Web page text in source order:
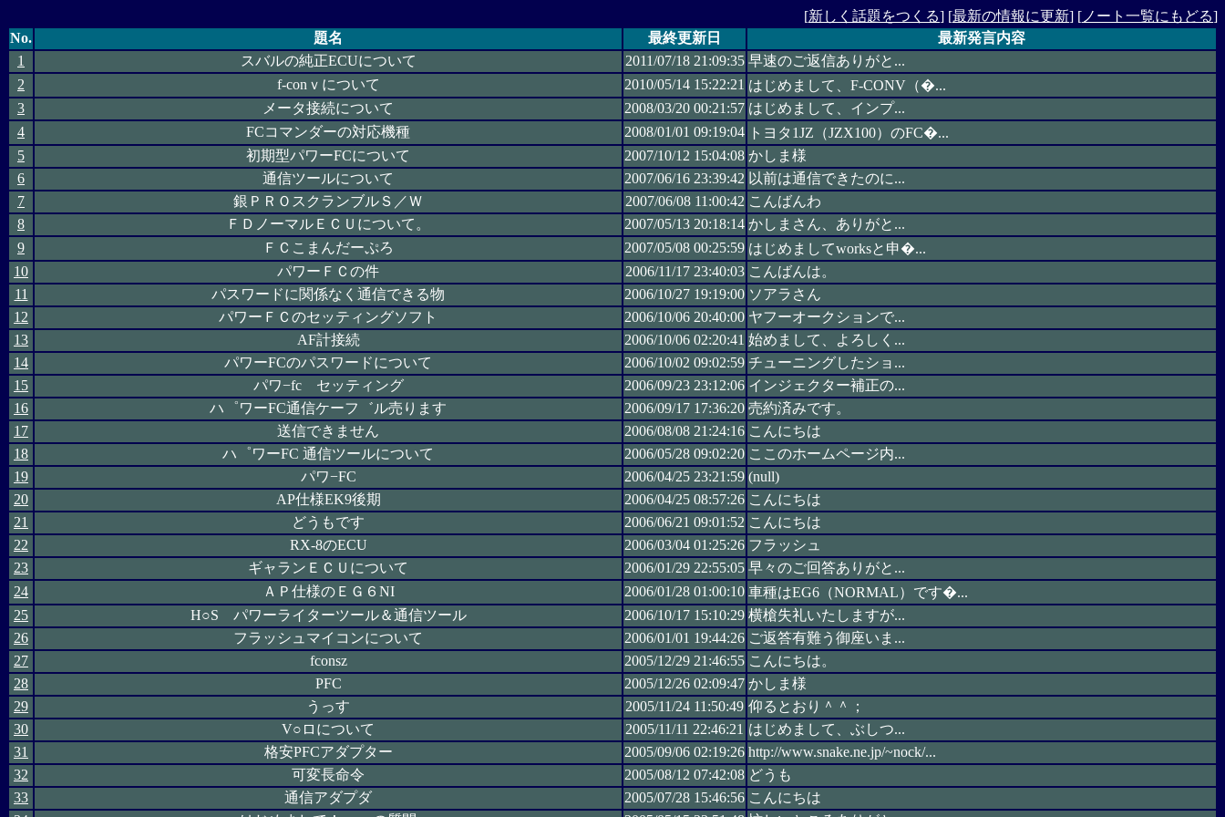
[新しく話題をつくる] [最新の情報に更新] [ ノート一覧にもどる]
No.
題名 最終更新日
最新発言内容
1
スバルの純正ECUについて 2011/07/18 21:09:35 早速のご返信ありがと...
2
f-conｖについて 2010/05/14 15:22:21 はじめまして、F-CONV（�...
3
メータ接続について 2008/03/20 00:21:57 はじめまして、インプ...
4
FCコマンダーの対応機種 2008/01/01 09:19:04 トヨタ1JZ（JZX100）のFC�...
5
初期型パワーFCについて 2007/10/12 15:04:08 かしま様
6
通信ツールについて 2007/06/16 23:39:42 以前は通信できたのに...
7
銀ＰＲＯスクランブルＳ／Ｗ 2007/06/08 11:00:42 こんばんわ
8
ＦＤノーマルＥＣＵについて。 2007/05/13 20:18:14 かしまさん、ありがと...
9
ＦＣこまんだーぷろ 2007/05/08 00:25:59 はじめましてworksと申�...
10
パワーＦＣの件 2006/11/17 23:40:03 こんばんは。
11
パスワードに関係なく通信できる物 2006/10/27 19:19:00 ソアラさん
12
パワーＦＣのセッティングソフト 2006/10/06 20:40:00 ヤフーオークションで...
13
AF計接続 2006/10/06 02:20:41 始めまして、よろしく...
14
パワーFCのパスワードについて 2006/10/02 09:02:59 チューニングしたショ...
15
パワ−fc セッティング 2006/09/23 23:12:06 インジェクター補正の...
16
ハ゜ワーFC通信ケーフ゛ル売ります 2006/09/17 17:36:20 売約済みです。
17
送信できません 2006/08/08 21:24:16 こんにちは
18
ハ゜ワーFC 通信ツールについて 2006/05/28 09:02:20 ここのホームページ内...
19
パワ−FC 2006/04/25 23:21:59 (null)
20
AP仕様EK9後期 2006/04/25 08:57:26 こんにちは
21
どうもです 2006/06/21 09:01:52 こんにちは
22
RX-8のECU 2006/03/04 01:25:26 フラッシュ
23
ギャランＥＣＵについて 2006/01/29 22:55:05 早々のご回答ありがと...
24
ＡＰ仕様のＥＧ６NI 2006/01/28 01:00:10 車種はEG6（NORMAL）です�...
25
H○S パワーライターツール＆通信ツール 2006/10/17 15:10:29 横槍失礼いたしますが...
26
フラッシュマイコンについて 2006/01/01 19:44:26 ご返答有難う御座いま...
27
fconsz 2005/12/29 21:46:55 こんにちは。
28
PFC 2005/12/26 02:09:47 かしま様
29
うっす 2005/11/24 11:50:49 仰るとおり＾＾；
30
V○ロについて 2005/11/11 22:46:21 はじめまして、ぶしつ...
31
格安PFCアダプター 2005/09/06 02:19:26 http://www.snake.ne.jp/~nock/...
32
可変長命令 2005/08/12 07:42:08 どうも
33
通信アダプダ 2005/07/28 15:46:56 こんにちは